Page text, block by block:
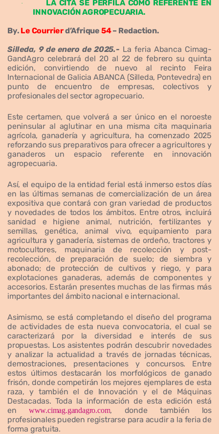
·
LA CITA SE PERFILA COMO REFERENTE EN
INNOVACIÓN AGROPECUARIA.
By. Le Courrierd’Afrique 54– Redaction.
Silleda, 9 de enero de 2025.- La feria Abanca Cimag-
GandAgro celebrará del 20 al 22 de febrero su quinta
edición, convirtiendo de nuevo al recinto Feira
Internacional de Galicia ABANCA (Silleda, Pontevedra) en
punto de encuentro de empresas, colectivos y
profesionales del sector agropecuario.
Este certamen, que volverá a ser único en el noroeste
peninsular al aglutinar en una misma cita maquinaria
agrícola, ganadería y agricultura, ha comenzado 2025
reforzando sus preparativos para ofrecer a agricultores y
ganaderos un espacio referente en innovación
agropecuaria.
Así, el equipo de la entidad ferial está inmerso estos días
en las últimas semanas de comercialización de un área
expositiva que contará con gran variedad de productos
y novedades de todos los ámbitos. Entre otros, incluirá
sanidad e higiene animal, nutrición, fertilizantes y
semillas, genética, animal vivo, equipamiento para
agricultura y ganadería, sistemas de ordeño, tractores y
motocultores, maquinaria de recolección y post-
recolección, de preparación de suelo; de siembra y
abonado; de protección de cultivos y riego, y para
explotaciones ganaderas, además de componentes y
accesorios. Estarán presentes muchas de las firmas más
importantes del ámbito nacional e internacional.
Asimismo, se está completando el diseño del programa
de actividades de esta nueva convocatoria, el cual se
caracterizará por la diversidad e interés de sus
propuestas. Los asistentes podrán descubrir novedades
y analizar la actualidad a través de jornadas técnicas,
demostraciones, presentaciones y concursos. Entre
estos últimos destacarán los morfológicos de ganado
frisón, donde competirán los mejores ejemplares de esta
raza, y también el de Innovación y el de Máquinas
Destacadas.Toda la información de esta edición está
en www.cimag.gandagro.com, donde también los
profesionales pueden registrarse para acudir a la feria de
forma gratuita.